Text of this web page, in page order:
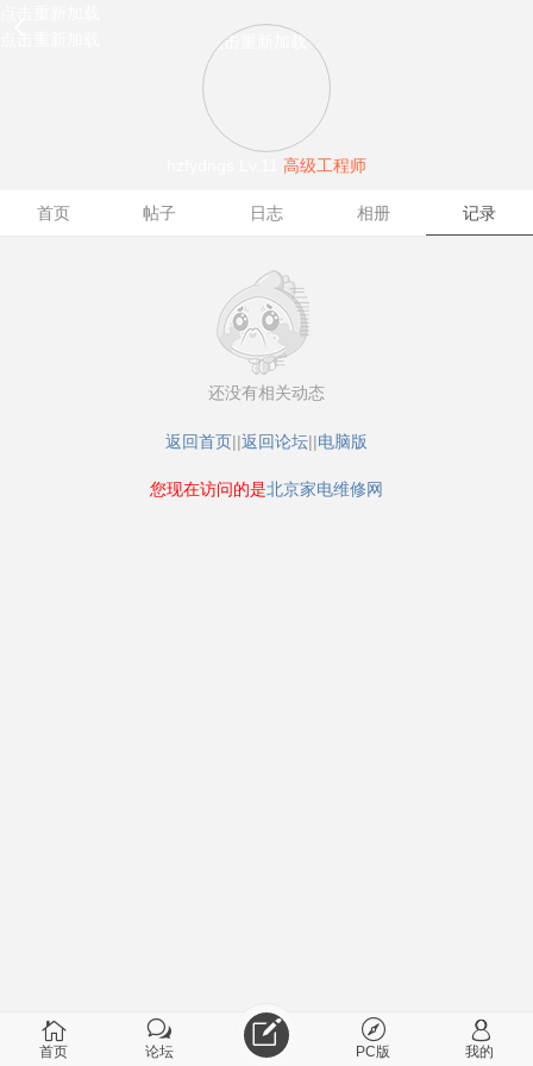
点击重新加载
高级工程师
首页 帖子 日志 相册 记录
还没有相关动态
返回首页||返回论坛||电脑版
您现在访问的是北京家电维修网
首页 论坛 PC版 我的